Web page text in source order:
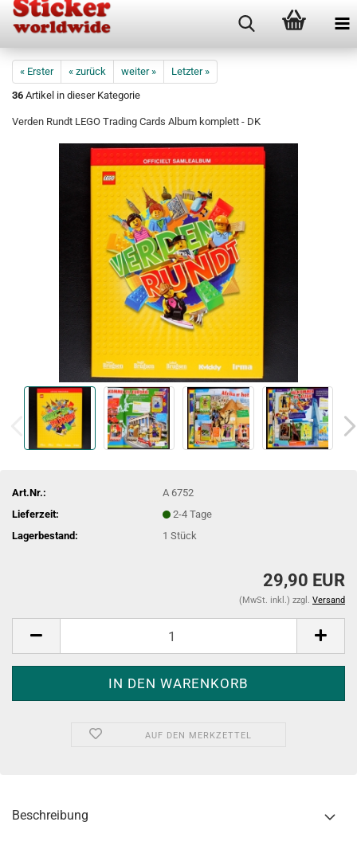
« Erster « zurück weiter »
Letzter »
36 Artikel in dieser Kategorie
Verden Rundt LEGO Trading Cards Album komplett - DK
Art.Nr.:
A 6752
Lieferzeit:
2-4 Tage
Lagerbestand:
1Stück
29,90 EUR
(MwSt. inkl.) zzgl. Versand
AUF DEN MERKZETTEL
Beschreibung